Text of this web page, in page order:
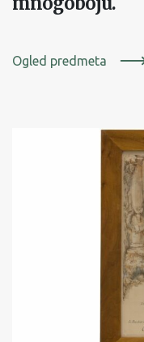
Ogled predmeta